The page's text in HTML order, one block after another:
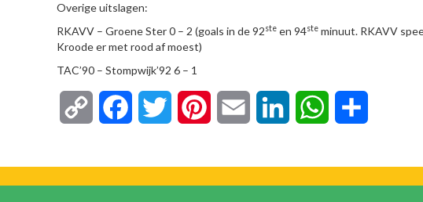
Overige uitslagen:
RKAVV – Groene Ster 0 – 2 (goals in de 92ste en 94ste minuut. RKAVV
Kroode er met rood af moest)
TAC’90 – Stompwijk’92 6 – 1
Copy FacebookTwitter Pinterest Email LinkedIn WhatsApp